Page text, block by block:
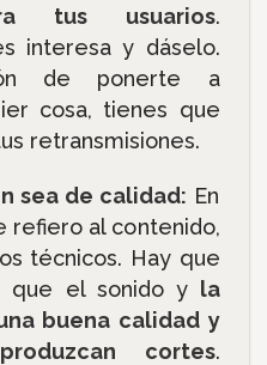
tus usuarios.
interesa y dáselo.
de ponerte a
cosa, tienes que
retransmisiones.
sea de calidad: En
refiero al contenido,
técnicos. Hay que
que el sonido y la
buena calidad y
cortes.